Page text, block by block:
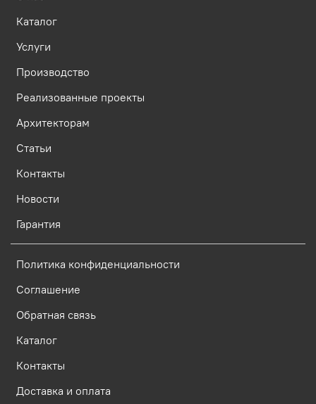
Каталог
Услуги
Производство
Реализованные проекты
Архитекторам
Статьи
Контакты
Новости
Гарантия
Политика конфиденциальности
Соглашение
Обратная связь
Каталог
Контакты
Доставка и оплата